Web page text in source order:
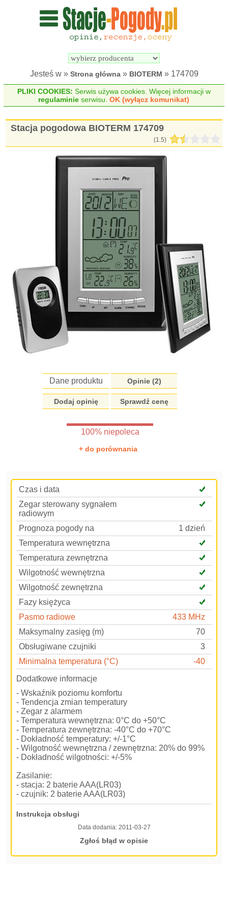
Wyszukiwarka
pogodowych
Jesteś w » Strona główna» BIOTERM » 174709
PLIKI COOKIES: Serwis używa cookies. Więcej informacji w
regulaminie serwisu.OK (wyłącz komunikat)
Stacja pogodowa BIOTERM 174709
(1.5)
Dane produktu Opinie (2)
Dodaj opinię Sprawdź cenę
100% niepoleca
+ do porównania
Czas i data
Zegar sterowany sygnałem
radiowym
Prognoza pogody na
1 dzień
Temperatura wewnętrzna
Temperatura zewnętrzna
Wilgotność wewnętrzna
Wilgotność zewnętrzna
Fazy księżyca
Pasmo radiowe
433 MHz
Maksymalny zasięg (m)
70
Obsługiwane czujniki
3
Minimalna temperatura (°C)
-40
Dodatkowe informacje
- Wskaźnik poziomu komfortu
- Tendencja zmian temperatury
- Zegar z alarmem
- Temperatura wewnętrzna: 0°C do +50°C
- Temperatura zewnętrzna: -40°C do +70°C
- Dokładność temperatury: +/-1°C
- Wilgotność wewnętrzna / zewnętrzna: 20% do 99%
- Dokładność wilgotności: +/-5%
Zasilanie:
- stacja: 2 baterie AAA(LR03)
- czujnik: 2 baterie AAA(LR03)
Instrukcja obsługi
Data dodania: 2011-03-27
Zgłoś błąd w opisie